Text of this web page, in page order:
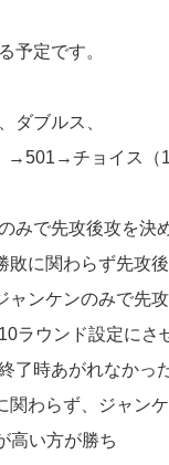
予定です。
ダブルス、
→501→チョイス（
みで先攻後攻を決
敗に関わらず先攻
ャンケンのみで先
ラウンド設定にさ
了時あがれなかっ
わらず、ジャン
高い方が勝ち